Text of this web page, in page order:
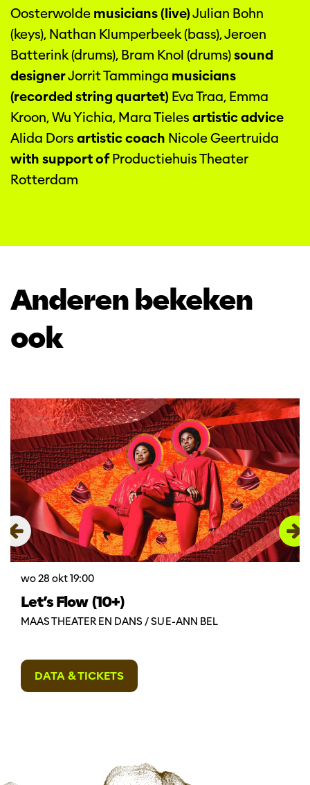
Oosterwolde musicians (live)Julian Bohn
(keys), Nathan Klumperbeek (bass), Jeroen
Batterink (drums), Bram Knol (drums)sound
designerJorrit Tamminga musicians
(recorded string quartet) Eva Traa, Emma
Kroon, Wu Yichia, Mara Tieles artistic advice
Alida Dors artistic coach Nicole Geertruida
with support ofProductiehuis Theater
Rotterdam
Anderen bekeken
ook
Let’s Flow (10+)
MAAS THEATER EN DANS / SUE-ANN BEL
wo 28 okt19:00
DATA & TICKETS